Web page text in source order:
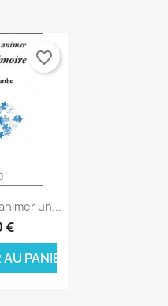
rapideun...
€
PANIER
favorite_border